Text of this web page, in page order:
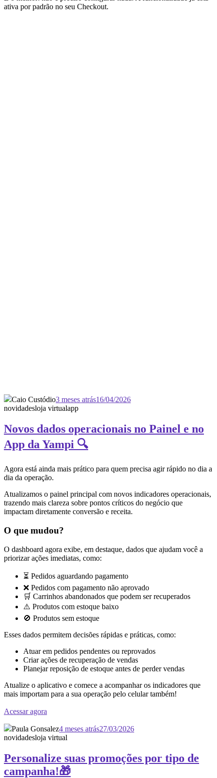
ativa por padrão no seu Checkout.
Caio Custódio3 meses atrás16/04/2026
novidadesloja virtualapp
Novos dados operacionais no Painel e no
App da Yampi 🔍
Agora está ainda mais prático para quem precisa agir rápido no dia a
dia da operação.
Atualizamos o painel principal com novos indicadores operacionais,
trazendo mais clareza sobre pontos críticos do negócio que
impactam diretamente conversão e receita.
O que mudou?
O dashboard agora exibe, em destaque, dados que ajudam você a
priorizar ações imediatas, como:
⏳ Pedidos aguardando pagamento
❌ Pedidos com pagamento não aprovado
🛒 Carrinhos abandonados que podem ser recuperados
⚠️ Produtos com estoque baixo
🚫 Produtos sem estoque
Esses dados permitem decisões rápidas e práticas, como:
Atuar em pedidos pendentes ou reprovados
Criar ações de recuperação de vendas
Planejar reposição de estoque antes de perder vendas
Atualize o aplicativo e comece a acompanhar os indicadores que
mais importam para a sua operação pelo celular também!
Acessar agora
Paula Gonsalez4 meses atrás27/03/2026
novidadesloja virtual
Personalize suas promoções por tipo de
campanha!🎁